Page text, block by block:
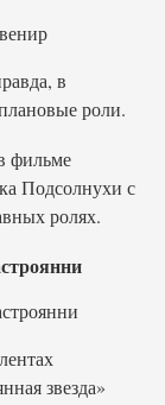
в
роли.
фильме
Подсолнухи с
ролях.
звезда»